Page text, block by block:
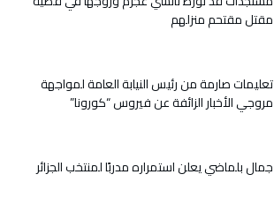
عاجل
لحماية
الفظائع
مغلقة
مقتل مقتحم منزلهم
تعليمات صارمة من رئيس النيابة العامة لمواجهة
مروجي الأخبار الزائفة عن فيروس “كورونا”
جمال بلماضي يعلن استمراره مدربًا لمنتخب الجزائر